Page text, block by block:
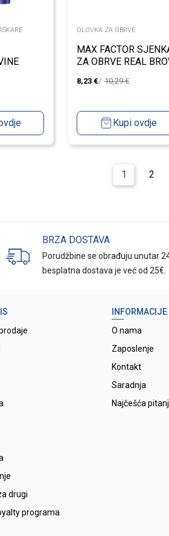
OLOVKA ZA OBRVE
MAX FACTOR
ZA OBRVE REAL
8,23 € 10,29€
Kupi ovdje
1 2
BRZA DOSTAVA
Porudžbine se obrađuju unutar
besplatna dostava je već od 25€.
drugi
programa
INFORMACIJE
O nama
Zaposlenje
Kontakt
Saradnja
Najčešća